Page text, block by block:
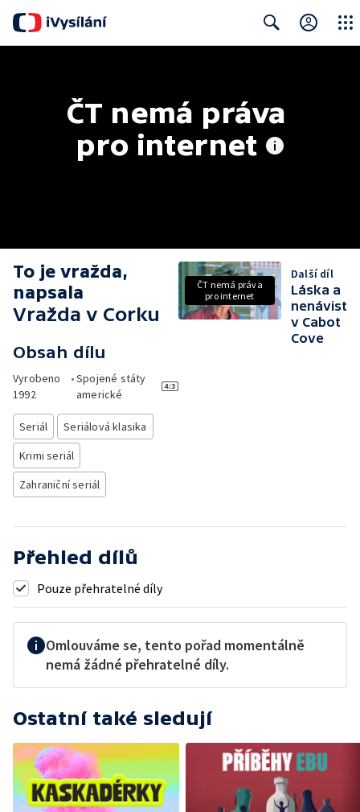
ČT nemá práva
pro internet
To je vražda,
napsala
Vražda v Corku
Obsah dílu
Vyrobeno
1992
•Spojené státy
americké
Seriál
Seriálová klasika
Krimi seriál
Zahraniční seriál
ČT nemá práva
pro internet
Další díl
Láska a
nenávist
v Cabot
Cove
Přehled dílů
Pouze přehratelné díly
Omlouváme se, tento pořad momentálně
nemá žádné přehratelné díly.
Ostatní také sledují